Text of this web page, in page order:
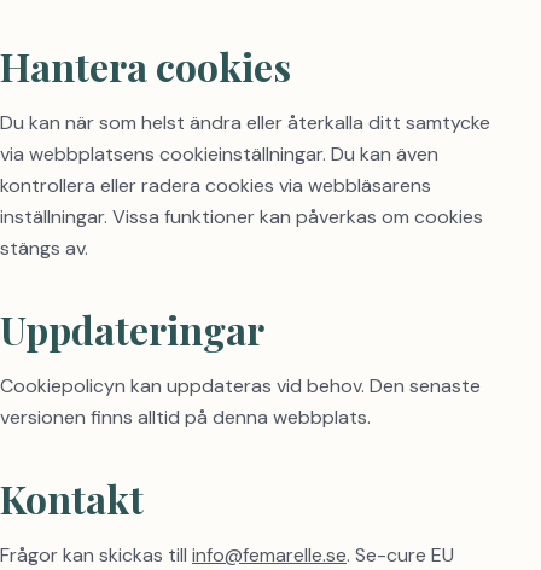
Hantera cookies
Du kan när som helst ändra eller återkalla ditt samtycke
via webbplatsens cookieinställningar. Du kan även
kontrollera eller radera cookies via webbläsarens
inställningar. Vissa funktioner kan påverkas om cookies
stängs av.
Uppdateringar
Cookiepolicyn kan uppdateras vid behov. Den senaste
versionen finns alltid på denna webbplats.
Kontakt
Frågor kan skickas till info@femarelle.se. Se-cure EU